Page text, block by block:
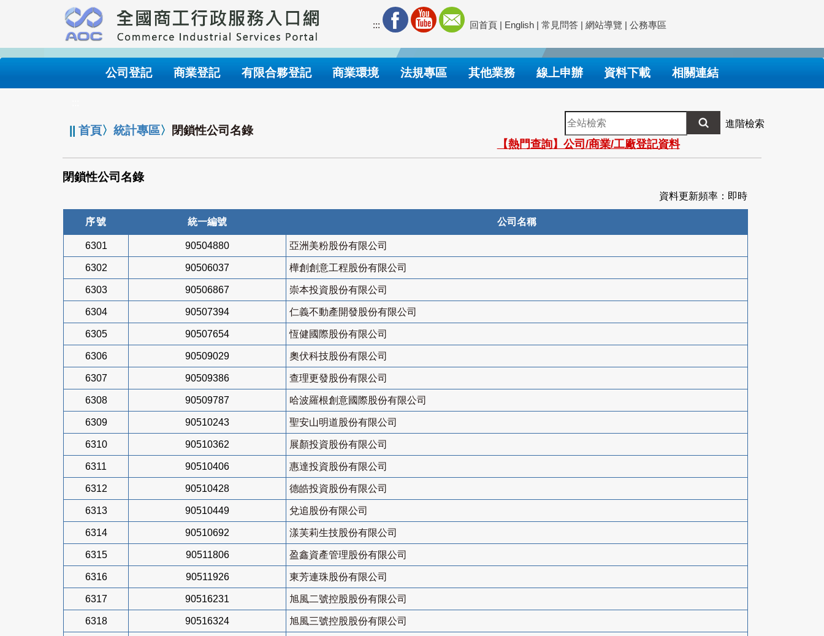
要
內
::: 回首頁 | English | 常見問答 | 網站導覽 | 公務專區
公司登記 商業登記 有限合夥登記 商業環境 法規專區 其他業務 線上申辦 資料下載 相關連結
||首頁〉統計專區〉 閉鎖性公司名錄
全
站
檢
索
進階檢索
【熱門查詢】公司/商業/工廠登記資料
閉鎖性公司名錄
資料更新頻率：即時
序號 統一編號 公司名稱
6301 90504880 亞洲美粉股份有限公司
6302 90506037 樺創創意工程股份有限公司
6303 90506867 崇本投資股份有限公司
6304 90507394 仁義不動產開發股份有限公司
6305 90507654 恆健國際股份有限公司
6306 90509029 奧伏科技股份有限公司
6307 90509386 查理更發股份有限公司
6308 90509787 哈波羅根創意國際股份有限公司
6309 90510243 聖安山明道股份有限公司
6310 90510362 展顏投資股份有限公司
6311 90510406 惠達投資股份有限公司
6312 90510428 德皓投資股份有限公司
6313 90510449 兌追股份有限公司
6314 90510692 漾芙莉生技股份有限公司
6315 90511806 盈鑫資產管理股份有限公司
6316 90511926 東芳連珠股份有限公司
6317 90516231 旭風二號控股股份有限公司
6318 90516324 旭風三號控股股份有限公司